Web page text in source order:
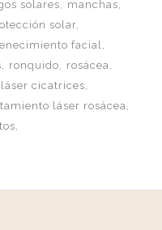
solares
manchas
solar
facial
ronquido
rosácea
cicatrices
láser rosácea